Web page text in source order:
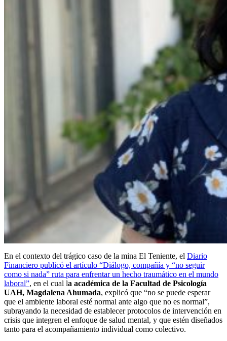
En el contexto del trágico caso de la mina El Teniente, el Diario
Financiero publicó el artículo “Diálogo, compañía y “no seguir
como si nada” ruta para enfrentar un hecho traumático en el mundo
laboral”, en el cual la académica de la Facultad de Psicología
UAH, Magdalena Ahumada, explicó que “no se puede esperar
que el ambiente laboral esté normal ante algo que no es normal”,
subrayando la necesidad de establecer protocolos de intervención en
crisis que integren el enfoque de salud mental, y que estén diseñados
tanto para el acompañamiento individual como colectivo.